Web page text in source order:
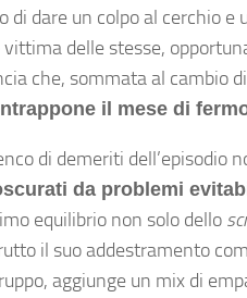
di dare un colpo al cerchio
delle stesse,
che, sommata al cambio
il mese di
di demeriti dell’episodio
da problemi
equilibrio non solo dello
il suo addestramento
aggiunge un mix di